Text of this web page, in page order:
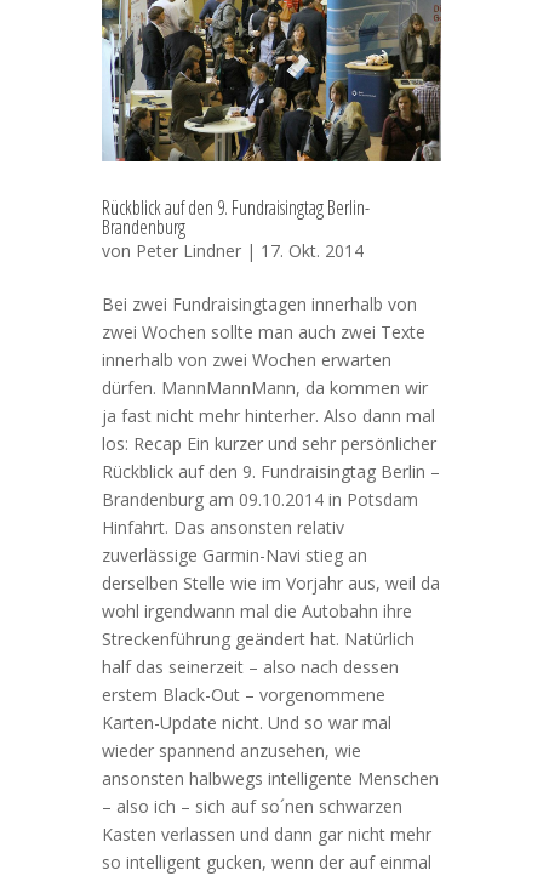
Rückblick auf den 9. Fundraisingtag Berlin-
Brandenburg
von Peter Lindner | 17. Okt. 2014
Bei zwei Fundraisingtagen innerhalb von
zwei Wochen sollte man auch zwei Texte
innerhalb von zwei Wochen erwarten
dürfen. MannMannMann, da kommen wir
ja fast nicht mehr hinterher. Also dann mal
los: Recap Ein kurzer und sehr persönlicher
Rückblick auf den 9. Fundraisingtag Berlin –
Brandenburg am 09.10.2014 in Potsdam
Hinfahrt. Das ansonsten relativ
zuverlässige Garmin-Navi stieg an
derselben Stelle wie im Vorjahr aus, weil da
wohl irgendwann mal die Autobahn ihre
Streckenführung geändert hat. Natürlich
half das seinerzeit – also nach dessen
erstem Black-Out – vorgenommene
Karten-Update nicht. Und so war mal
wieder spannend anzusehen, wie
ansonsten halbwegs intelligente Menschen
– also ich – sich auf so´nen schwarzen
Kasten verlassen und dann gar nicht mehr
so intelligent gucken, wenn der auf einmal